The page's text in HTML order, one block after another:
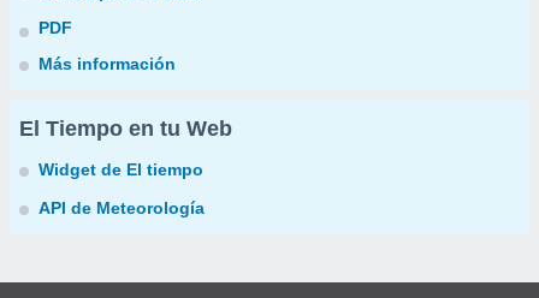
PDF
Más información
El Tiempo en tu Web
Widget de El tiempo
API de Meteorología